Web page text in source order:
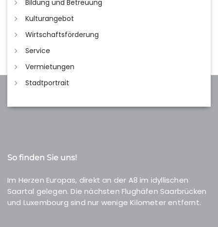
Bildung und Betreuung
Kulturangebot
Wirtschaftsförderung
Service
Vermietungen
Stadtportrait
So finden Sie uns!
Im Herzen Europas, direkt an der A8 im idyllischen
Saartal gelegen. Die nächsten Flughäfen Saarbrücken
und Luxembourg sind nur wenige Kilometer entfernt.